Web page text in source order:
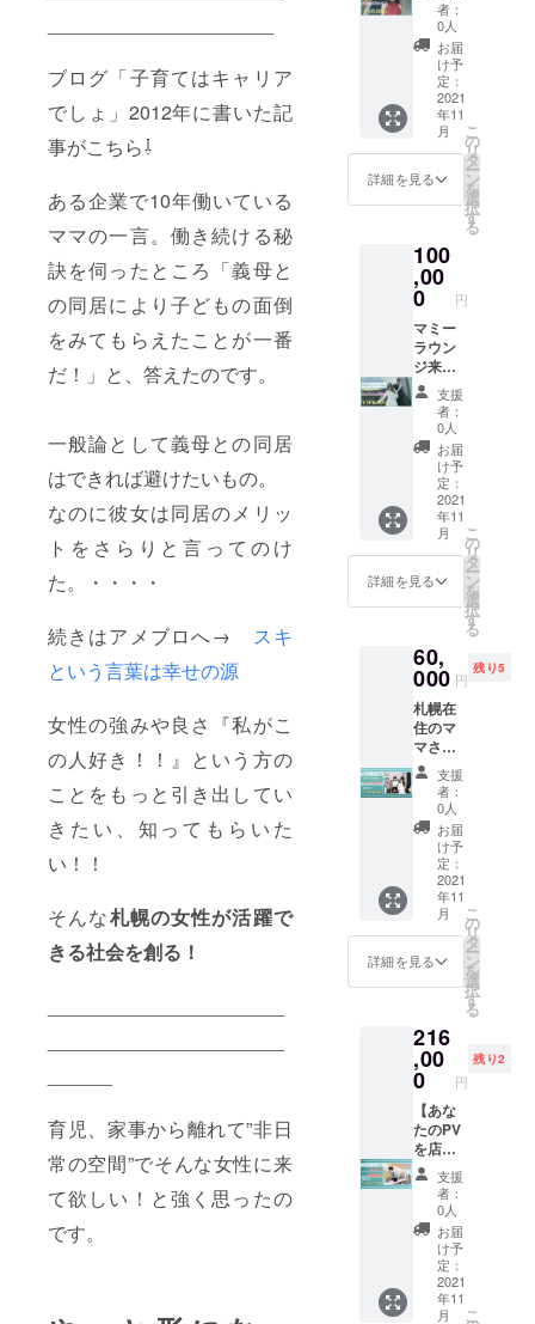
ブログ「子育てはキャリア
でしょ」2012年に書いた記
事がこちら⇩
ある企業で10年働いている
ママの一言。働き続ける秘
訣を伺ったところ「義母と
の同居により子どもの面倒
をみてもらえたことが一番
だ！」と、答えたのです。
一般論として義母との同居
はできれば避けたいもの。
なのに彼女は同居のメリッ
トをさらりと言ってのけ
た。・・・・
続きはアメブロへ→ スキ
という言葉は幸せの源
女性の強みや良さ『私がこ
の人好き！！』という方の
ことをもっと引き出してい
きたい、知ってもらいた
い！！
そんな札幌の女性が活躍で
きる社会を創る！
育児、家事から離れて”非日
常の空間”でそんな女性に来
て欲しい！と強く思ったの
です。
込めて
掲載さ
せてい
ただき
ます。
必須）
備考欄
に掲載
人名、
企業
記入お
願いい
たしま
考欄へ
記載が
ない場
合は、
掲載が
できま
せんの
でご了
承下さ
い。
ジが責
任を
もって
来店し
た女性
にお渡
ししま
す。
Instagr
amにて
ご購入
いただ
いた方
のネー
ムを感
謝の気
持ちを
込めて
掲載さ
せてい
ただき
ます。
必須）
備考欄
に掲載
名（個
人名、
企業
願いい
たしま
考欄へ
記載が
ない場
合は、
掲載が
できま
せんの
でご了
承下さ
い。
す。
出産、
子育
て、仕
事いつ
も頑
張って
いる女
性に商
あなた
が購入
いただ
いた商
品券を
マミー
ラウン
ジが責
任を
もって
来店し
た女性
にお渡
ししま
す。
Instagr
amにて
こちら
いただ
いた方
のネー
ムを感
謝の気
持ちを
込めて
掲載さ
せてい
ただき
ます。
必須）
備考欄
に掲載
名（個
人名、
企業
願いい
たしま
す。備
考欄へ
記載が
ない場
合は、
掲載が
できま
せんの
でご了
承下さ
い。
レゼン
トでき
るリ
ターン
【シン
デレラ
コー
ス 3万
円】 カ
フェ・
ネイ
ラク
ゼー
ション
の３店
舗にて
ご利用
できま
す。
出産、
子育
て、仕
事いつ
も頑
張って
いる女
性に商
品券を
プレゼ
ント。
あなた
いただ
いた商
品券を
マミー
ラウン
ジが責
任を
もって
来店し
た女性
にお渡
ししま
す。
Instagr
amにて
こちら
のリ
いた方
のネー
ムを感
謝の気
持ちを
込めて
掲載さ
せてい
ただき
ます。
必須）
備考欄
に掲載
名（個
人名、
者：
0人
お届
け予
定：
2021
年11
月
詳細を見る
こ
の
リ
タ
ー
ン
を
選
択
す
る
100
,00
0 円
マミー
ラウン
ジ来店
した女
性へプ
レゼン
トでき
るリ
ターン
【ティ
ファ
ニーで
朝食
を
コー
ス 10
カ
フェ・
ネイ
ル・リ
ラク
ゼー
ション
の３店
舗にて
ご利用
できま
す。
出産、
子育
て、仕
事いつ
も頑
品券を
プレゼ
ント。
あなた
が購入
いただ
いた商
品券を
マミー
ラウン
ジが責
任を
もって
来店し
た女性
支援
者：
0人
お届
け予
定：
2021
年11
月
詳細を見る
こ
の
リ
タ
ー
ン
を
選
択
す
る
60,
000 円
残り5
札幌在
住のマ
マさ
ん、女
性の皆
さん向
けに
【サン
プル配
布いた
しま
す】
マミー
ラウン
ジ内
「カ
ネイ
ル・マ
ツエ
ク・
マッ
サー
ジ」の
施設に
てサン
プルを
配布い
たしま
す。 札
幌中心
のママ
支援
者：
0人
お届
け予
定：
2021
年11
月
詳細を見る
こ
の
リ
タ
ー
ン
を
選
択
す
る
216
,00
0 円
残り2
【あな
たのPV
を店内
にてサ
イネー
ジにて
動画配
信する
掲載】
００名
支援
者：
0人
お届
け予
定：
2021
年11
月
こ